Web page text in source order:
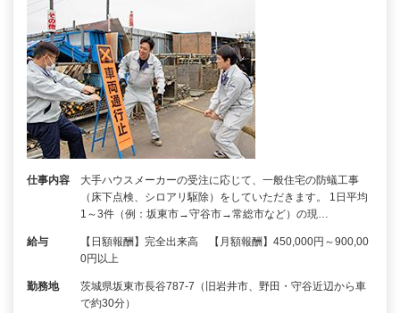
仕事内容
大手ハウスメーカーの受注に応じて、一般住宅の防蟻工事
（床下点検、シロアリ駆除）をしていただきます。 1日平均
1～3件（例：坂東市→守谷市→常総市など）の現…
給与
【日額報酬】完全出来高 【月額報酬】450,000円～900,00
0円以上
勤務地
茨城県坂東市長谷787-7（旧岩井市、野田・守谷近辺から車
で約30分）